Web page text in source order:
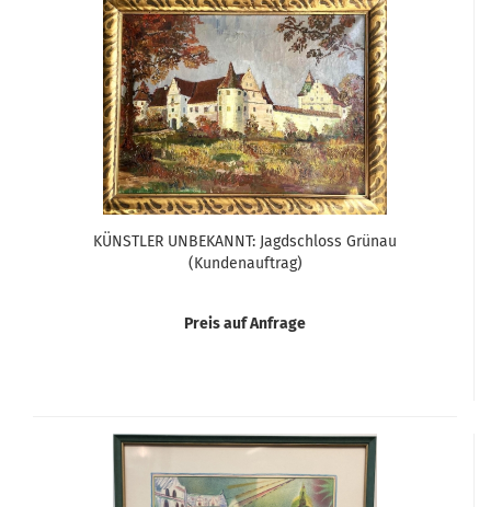
KÜNSTLER UNBEKANNT: Jagdschloss Grünau
(Kundenauftrag)
Preis auf Anfrage